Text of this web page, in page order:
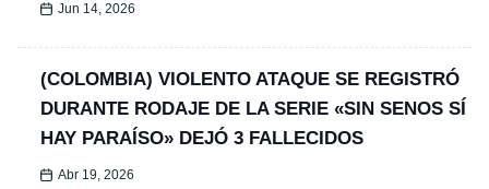
Jun 14, 2026
(COLOMBIA) VIOLENTO ATAQUE SE REGISTRÓ
DURANTE RODAJE DE LA SERIE «SIN SENOS SÍ
HAY PARAÍSO» DEJÓ 3 FALLECIDOS
Abr 19, 2026